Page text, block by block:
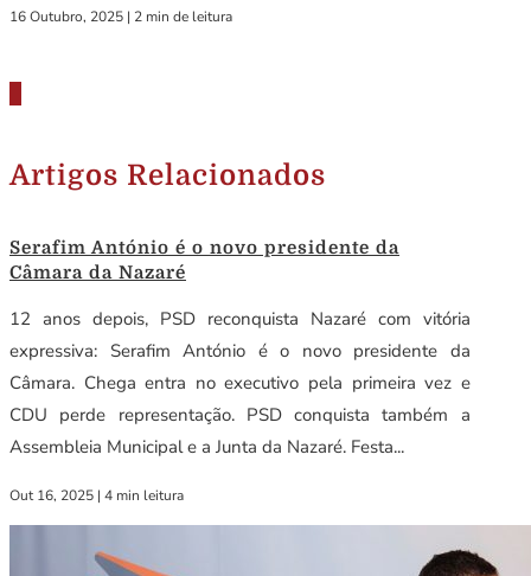
16 Outubro, 2025 | 2 min de leitura
Artigos Relacionados
Serafim António é o novo presidente da
Câmara da Nazaré
12 anos depois, PSD reconquista Nazaré com vitória
expressiva: Serafim António é o novo presidente da
Câmara. Chega entra no executivo pela primeira vez e
CDU perde representação. PSD conquista também a
Assembleia Municipal e a Junta da Nazaré. Festa...
Out 16, 2025 | 4 min leitura